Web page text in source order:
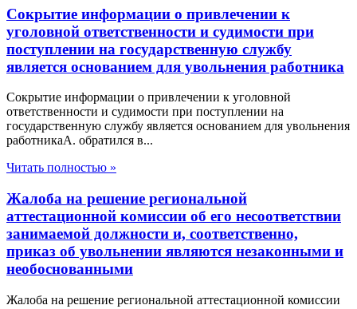
Сокрытие информации о привлечении к
уголовной ответственности и судимости при
поступлении на государственную службу
является основанием для увольнения работника
Сокрытие информации о привлечении к уголовной
ответственности и судимости при поступлении на
государственную службу является основанием для увольнения
работникаА. обратился в...
Читать полностью »
Жалоба на решение региональной
аттестационной комиссии об его несоответствии
занимаемой должности и, соответственно,
приказ об увольнении являются незаконными и
необоснованными
Жалоба на решение региональной аттестационной комиссии